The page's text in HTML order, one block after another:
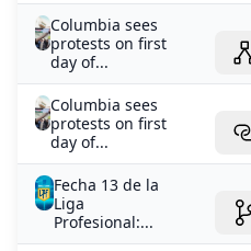
Columbia sees
protests on first
day of...
Columbia sees
protests on first
day of...
Fecha 13 de la
Liga
Profesional:...